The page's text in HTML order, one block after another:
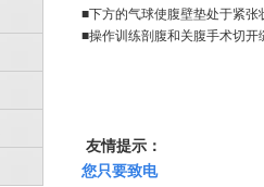
■下方的气球使腹壁垫处于紧
■操作训练剖腹和关腹手术切开
友情提示：
您只要致电